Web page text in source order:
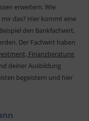
erweitern. Wie
das? Hier kommt eine
den Bankfachwirt,
Der Fachwirt haben
Finanzberatung
deiner Ausbildung
begeistern und hier